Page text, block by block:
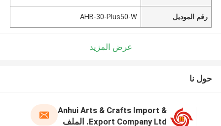
رقم الموديل AHB-30-Plus50-W
عرض المزيد
حول نا
Anhui Arts & Crafts Import &
Export Company Ltd. الملف